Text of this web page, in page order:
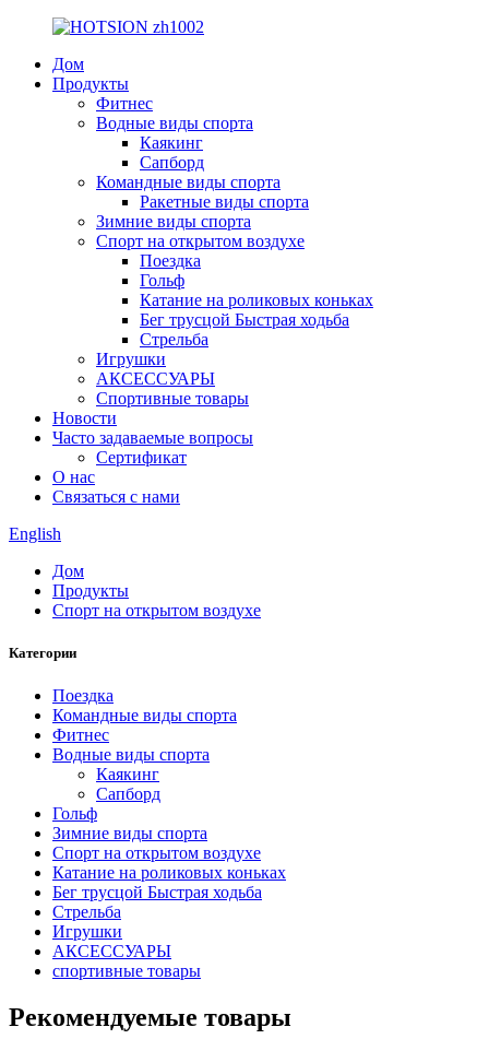
Дом
Продукты
Фитнес
Водные виды спорта
Каякинг
Сапборд
Командные виды спорта
Ракетные виды спорта
Зимние виды спорта
Спорт на открытом воздухе
Поездка
Гольф
Катание на роликовых коньках
Бег трусцой Быстрая ходьба
Стрельба
Игрушки
АКСЕССУАРЫ
Спортивные товары
Новости
Часто задаваемые вопросы
Сертификат
О нас
Связаться с нами
English
Дом
Продукты
Спорт на открытом воздухе
Категории
Поездка
Командные виды спорта
Фитнес
Водные виды спорта
Каякинг
Сапборд
Гольф
Зимние виды спорта
Спорт на открытом воздухе
Катание на роликовых коньках
Бег трусцой Быстрая ходьба
Стрельба
Игрушки
АКСЕССУАРЫ
спортивные товары
Рекомендуемые товары